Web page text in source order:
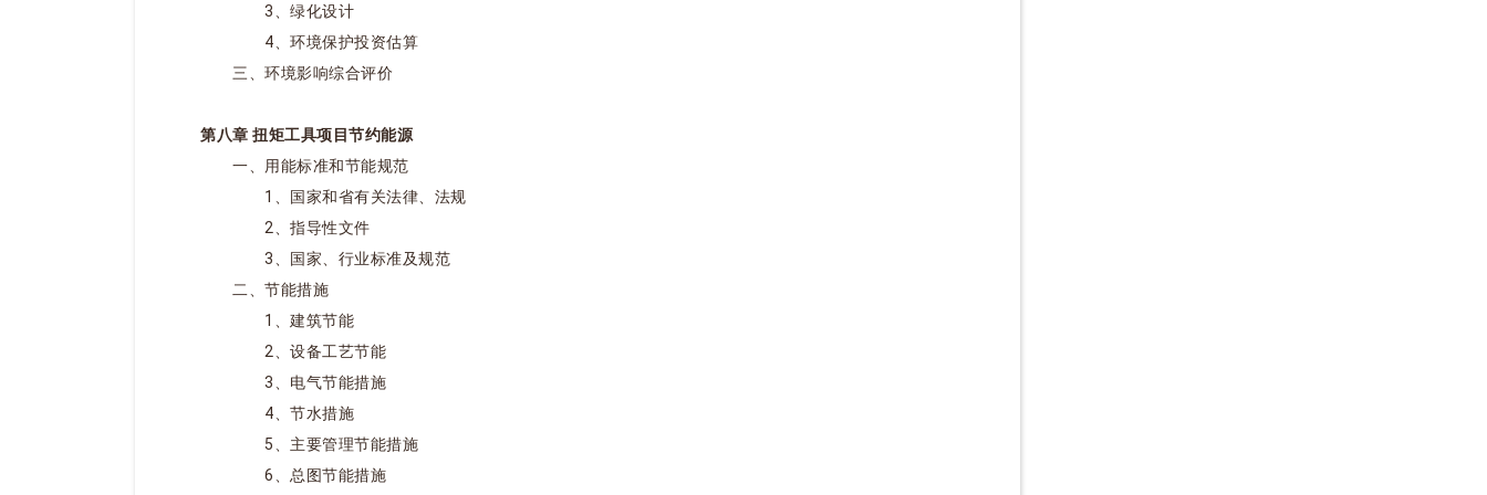
3、绿化设计
4、环境保护投资估算
三、环境影响综合评价
第八章 扭矩工具项目节约能源
一、用能标准和节能规范
1、国家和省有关法律、法规
2、指导性文件
3、国家、行业标准及规范
二、节能措施
1、建筑节能
2、设备工艺节能
3、电气节能措施
4、节水措施
5、主要管理节能措施
6、总图节能措施